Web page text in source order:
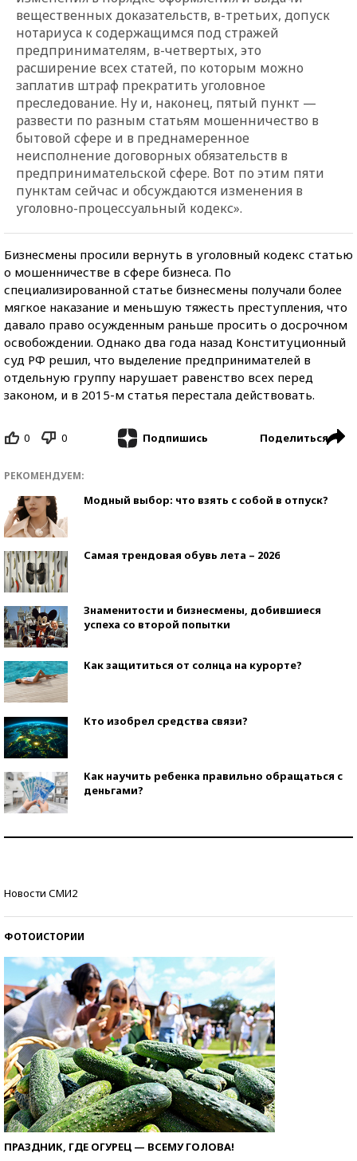
вещественных доказательств, в-третьих, допуск
нотариуса к содержащимся под стражей
предпринимателям, в-четвертых, это
расширение всех статей, по которым можно
заплатив штраф прекратить уголовное
преследование. Ну и, наконец, пятый пункт —
развести по разным статьям мошенничество в
бытовой сфере и в преднамеренное
неисполнение договорных обязательств в
предпринимательской сфере. Вот по этим пяти
пунктам сейчас и обсуждаются изменения в
уголовно-процессуальный кодекс».
Бизнесмены просили вернуть в уголовный кодекс статью
о мошенничестве в сфере бизнеса. По
специализированной статье бизнесмены получали более
мягкое наказание и меньшую тяжесть преступления, что
давало право осужденным раньше просить о досрочном
освобождении. Однако два года назад Конституционный
суд РФ решил, что выделение предпринимателей в
отдельную группу нарушает равенство всех перед
законом, и в 2015-м статья перестала действовать.
0 0 Подпишись Поделиться
РЕКОМЕНДУЕМ:
Модный выбор: что взять с собой в отпуск?
Самая трендовая обувь лета – 2026
Знаменитости и бизнесмены, добившиеся
успеха со второй попытки
Как защититься от солнца на курорте?
Кто изобрел средства связи?
Как научить ребенка правильно обращаться с
деньгами?
Новости СМИ2
ФОТОИСТОРИИ
ПРАЗДНИК, ГДЕ ОГУРЕЦ — ВСЕМУ ГОЛОВА!